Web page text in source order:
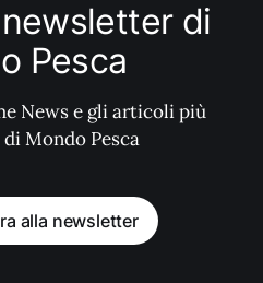
di
Pesca
News e gli articoli più
Mondo Pesca
alla newsletter